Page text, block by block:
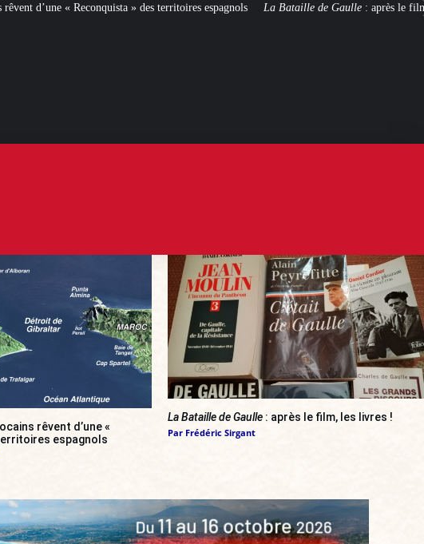
» des territoires espagnols La Bataille de Gaulle : après le film, les livres !
rêvent d’une «
espagnols
La Bataille de Gaulle : après le film, les livres !
Par Frédéric Sirgant